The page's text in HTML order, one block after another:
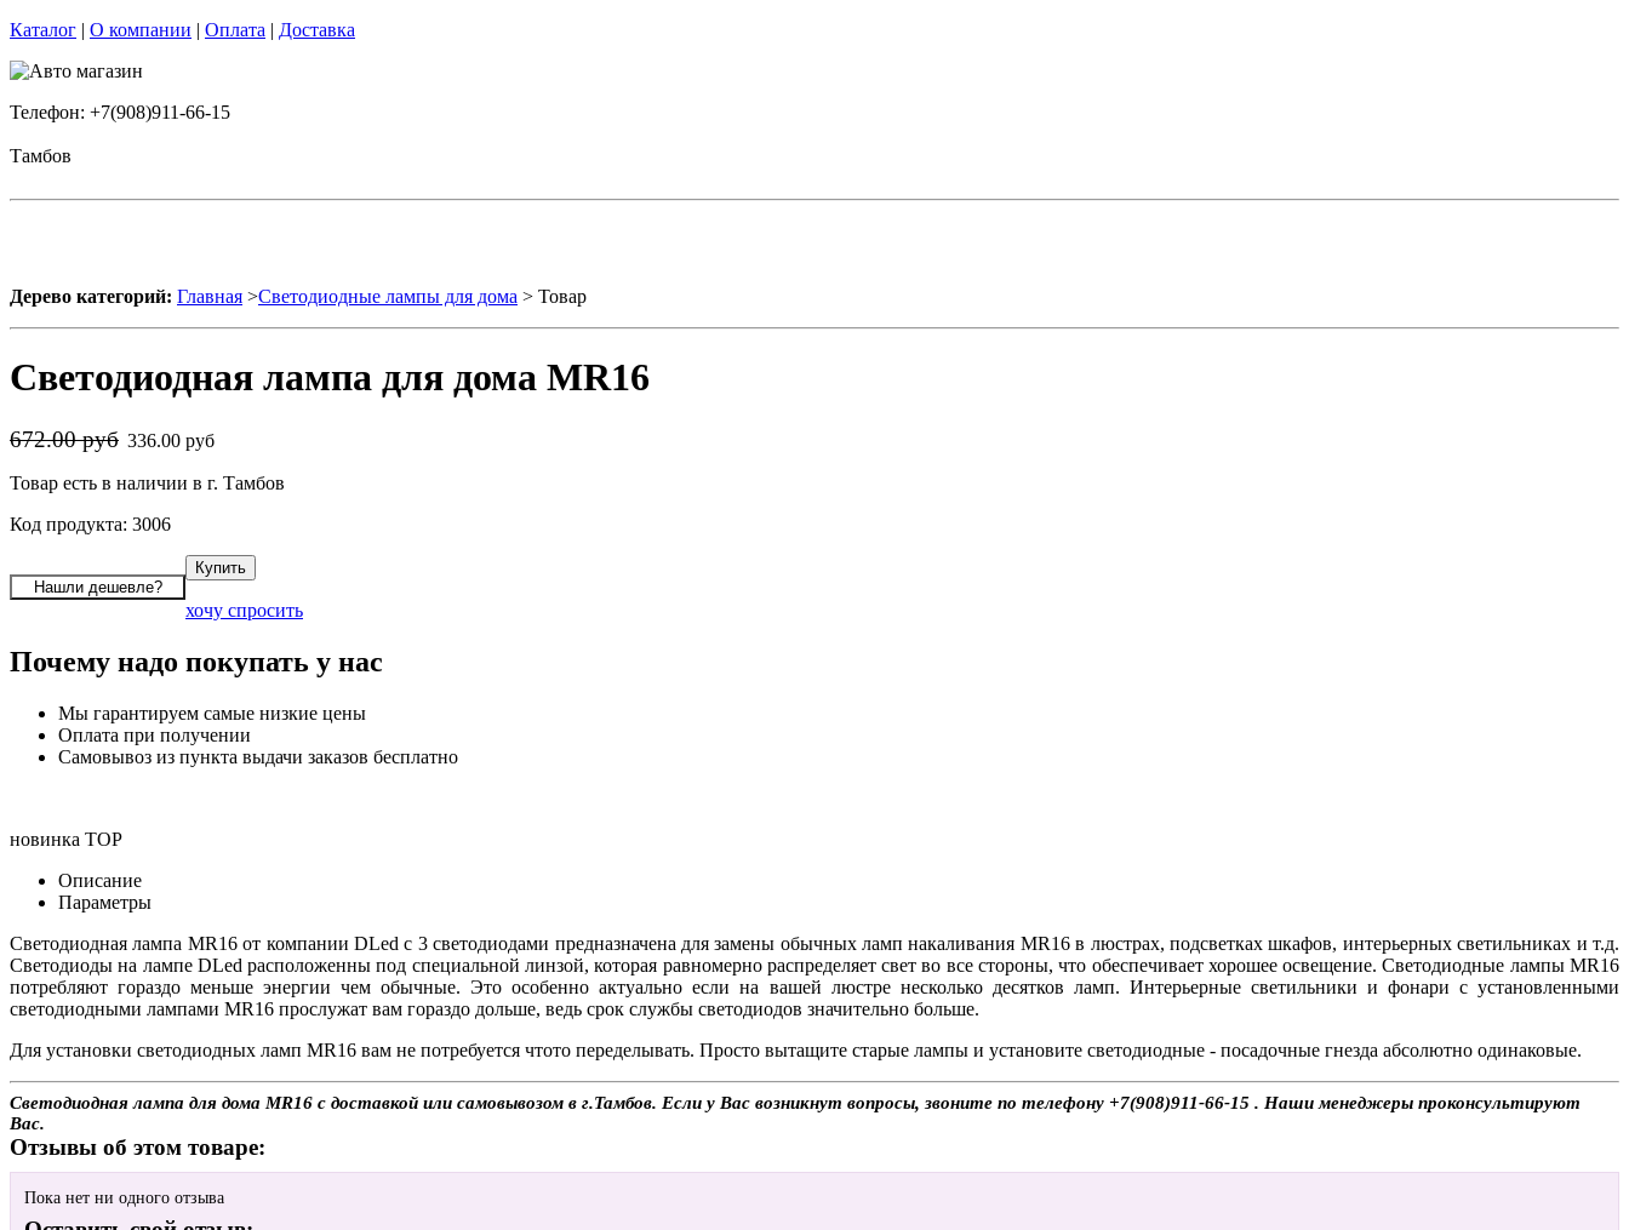
Каталог | О компании | Оплата | Доставка
Телефон: +7(908)911-66-15
Тамбов
Дерево категорий: Главная >Светодиодные лампы для дома > Товар
Светодиодная лампа для дома MR16
672.00 руб 336.00 руб
Товар есть в наличии в г. Тамбов
Код продукта: 3006
хочу спросить
Почему надо покупать у нас
Мы гарантируем самые низкие цены
Оплата при получении
Самовывоз из пункта выдачи заказов бесплатно
новинка TOP
Описание
Параметры
Светодиодная лампа MR16 от компании DLed с 3 светодиодами предназначена для замены обычных ламп накаливания MR16 в люстрах, подсветках шкафов, интерьерных светильниках и т.д.
Светодиоды на лампе DLed расположенны под специальной линзой, которая равномерно распределяет свет во все стороны, что обеспечивает хорошее освещение. Светодиодные лампы MR16
потребляют гораздо меньше энергии чем обычные. Это особенно актуально если на вашей люстре несколько десятков ламп. Интерьерные светильники и фонари с установленными
светодиодными лампами MR16 прослужат вам гораздо дольше, ведь срок службы светодиодов значительно больше.
Для установки светодиодных ламп MR16 вам не потребуется чтото переделывать. Просто вытащите старые лампы и установите светодиодные - посадочные гнезда абсолютно одинаковые.
Светодиодная лампа для дома MR16 с доставкой или самовывозом в г.Тамбов. Если у Вас возникнут вопросы, звоните по телефону +7(908)911-66-15 . Наши менеджеры проконсультируют
Вас.
Отзывы об этом товаре:
Пока нет ни одного отзыва